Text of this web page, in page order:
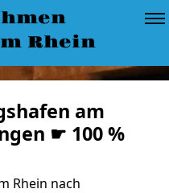
Rhein
am
☛ 100 %
Rhein nach